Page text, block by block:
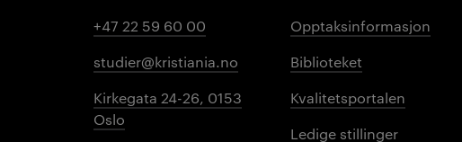
+47 22 59 60 00
studier@kristiania.no
Kirkegata 24-26, 0153
Oslo
Opptaksinformasjon
Biblioteket
Kvalitetsportalen
Ledige stillinger